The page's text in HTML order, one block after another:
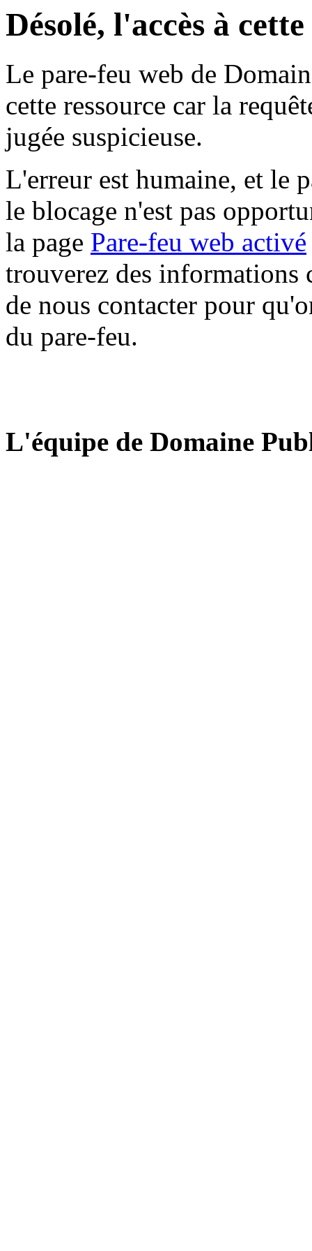
Désolé, l'accès à
Le pare-feu web de
cette ressource car la
jugée suspicieuse.
L'erreur est humaine, et le
le blocage n'est pas
la page Pare-feu web activé
trouverez des informations
de nous contacter pour
du pare-feu.
L'équipe de Domaine